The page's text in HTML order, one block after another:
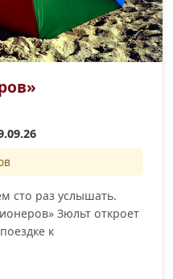
сто раз услышать.
Зюльт откроет
к